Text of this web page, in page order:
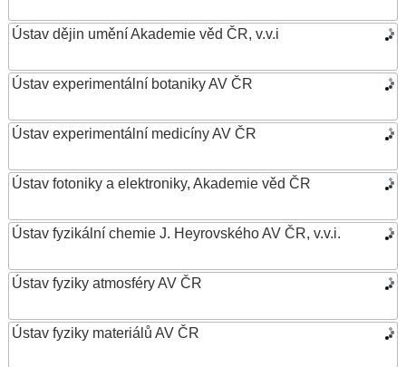
Ústav dějin umění Akademie věd ČR, v.v.i
Ústav experimentální botaniky AV ČR
Ústav experimentální medicíny AV ČR
Ústav fotoniky a elektroniky, Akademie věd ČR
Ústav fyzikální chemie J. Heyrovského AV ČR, v.v.i.
Ústav fyziky atmosféry AV ČR
Ústav fyziky materiálů AV ČR